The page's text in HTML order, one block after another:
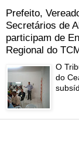
Prefeito,
Secretários de
participam de
Regional do
O
do